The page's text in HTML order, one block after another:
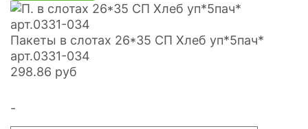
Пакеты в слотах 26*35 СП Хлеб уп*5пач*
арт.0331-034
298.86 руб
-